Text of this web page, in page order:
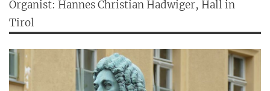
Organist: Hannes Christian Hadwiger, Hall in
Tirol